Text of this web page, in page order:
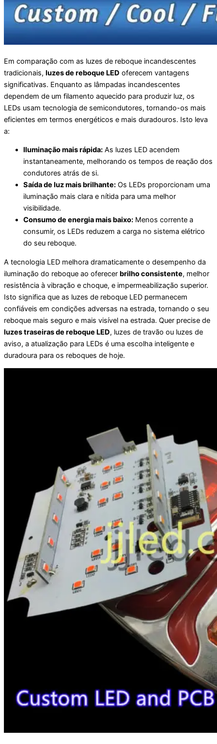
Em comparação com as luzes de reboque incandescentes
tradicionais, luzes de reboque LED oferecem vantagens
significativas. Enquanto as lâmpadas incandescentes
dependem de um filamento aquecido para produzir luz, os
LEDs usam tecnologia de semicondutores, tornando-os mais
eficientes em termos energéticos e mais duradouros. Isto leva
a:
Iluminação mais rápida: As luzes LED acendem
instantaneamente, melhorando os tempos de reação dos
condutores atrás de si.
Saída de luz mais brilhante: Os LEDs proporcionam uma
iluminação mais clara e nítida para uma melhor
visibilidade.
Consumo de energia mais baixo: Menos corrente a
consumir, os LEDs reduzem a carga no sistema elétrico
do seu reboque.
A tecnologia LED melhora dramaticamente o desempenho da
iluminação do reboque ao oferecer brilho consistente, melhor
resistência à vibração e choque, e impermeabilização superior.
Isto significa que as luzes de reboque LED permanecem
confiáveis em condições adversas na estrada, tornando o seu
reboque mais seguro e mais visível na estrada. Quer precise de
luzes traseiras de reboque LED, luzes de travão ou luzes de
aviso, a atualização para LEDs é uma escolha inteligente e
duradoura para os reboques de hoje.